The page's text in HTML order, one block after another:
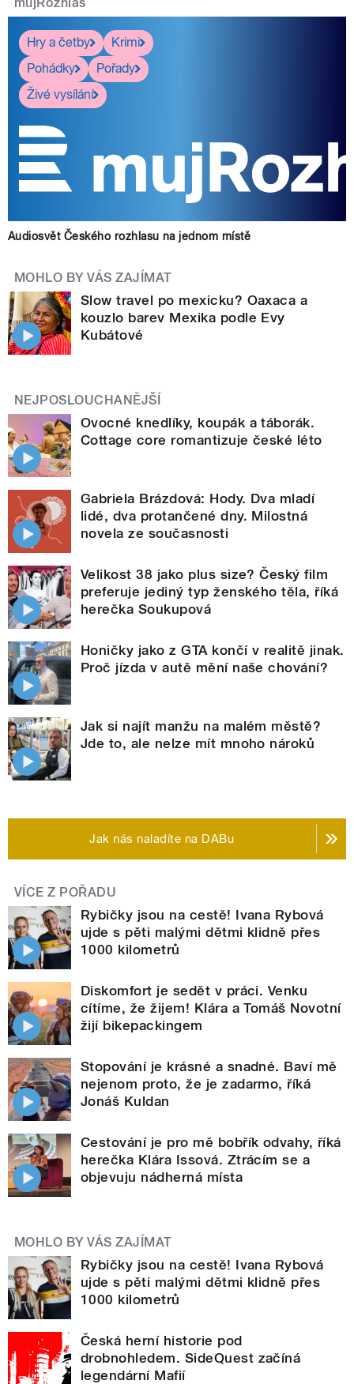
Hry a četby
Krimi
Pohádky
Pořady
Živé vysílání
Audiosvět Českého rozhlasu na jednom místě
MOHLO BY VÁS ZAJÍMAT
Slow travel po mexicku? Oaxaca a
kouzlo barev Mexika podle Evy
Kubátové
NEJPOSLOUCHANĚJŠÍ
Ovocné knedlíky, koupák a táborák.
Cottage core romantizuje české léto
Gabriela Brázdová: Hody. Dva mladí
lidé, dva protančené dny. Milostná
novela ze současnosti
Velikost 38 jako plus size? Český film
preferuje jediný typ ženského těla, říká
herečka Soukupová
Honičky jako z GTA končí v realitě jinak.
Proč jízda v autě mění naše chování?
Jak si najít manžu na malém městě?
Jde to, ale nelze mít mnoho nároků
Jak nás naladíte na DABu
VÍCE Z POŘADU
Rybičky jsou na cestě! Ivana Rybová
ujde s pěti malými dětmi klidně přes
1000 kilometrů
Diskomfort je sedět v práci. Venku
cítíme, že žijem! Klára a Tomáš Novotní
žijí bikepackingem
Stopování je krásné a snadné. Baví mě
nejenom proto, že je zadarmo, říká
Jonáš Kuldan
Cestování je pro mě bobřík odvahy, říká
herečka Klára Issová. Ztrácím se a
objevuju nádherná místa
MOHLO BY VÁS ZAJÍMAT
Rybičky jsou na cestě! Ivana Rybová
ujde s pěti malými dětmi klidně přes
1000 kilometrů
Česká herní historie pod
drobnohledem. SideQuest začíná
legendární Mafií